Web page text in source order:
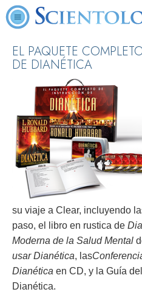
EL PAQUETE
DE DIANÉTICA
su viaje a Clear, incluyendo
paso, el libro en rustica de
Moderna de la Salud Mental
usar Dianética, las
Dianética en CD, y la Guía
Dianética.